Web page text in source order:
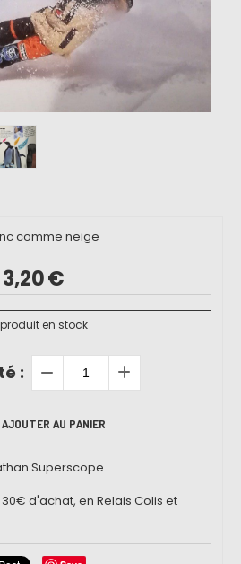
comme neige
3,20€
produit en stock
:
AJOUTER AU PANIER
Superscope
d'achat, en Relais Colis et